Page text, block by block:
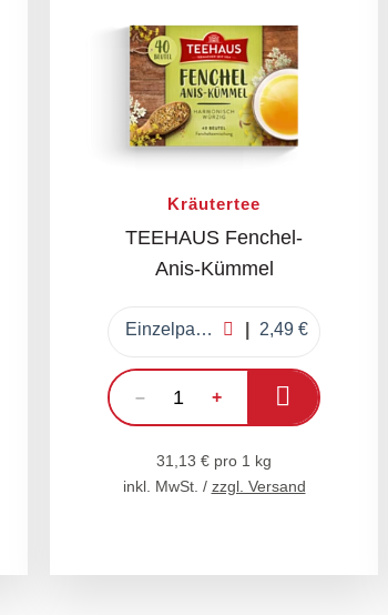
Kräutertee
TEEHAUS Fenchel-
Anis-Kümmel
Einzelpackung 2,49 €
– +
In den
31,13 € pro 1 kg
inkl. MwSt. / zzgl. Versand